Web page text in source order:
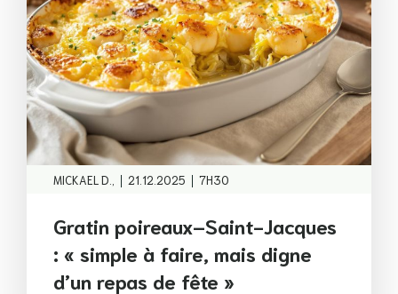
MICKAEL D., | 21.12.2025 | 7H30
Gratin poireaux–Saint-Jacques
: « simple à faire, mais digne
d’un repas de fête »